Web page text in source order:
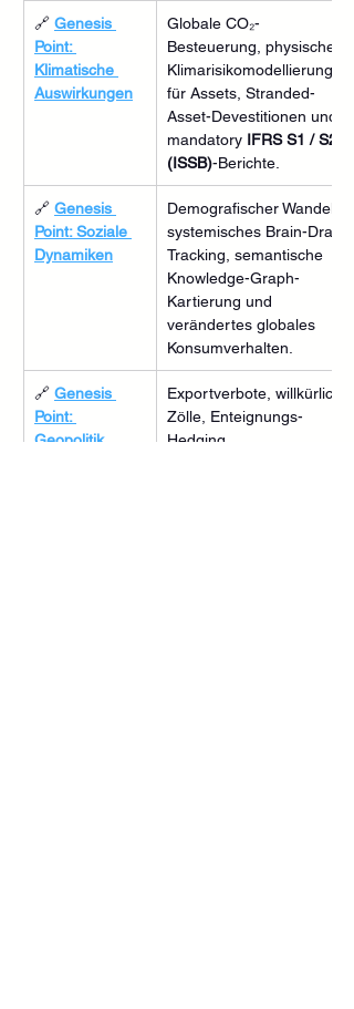
🔗 Genesis
Point:
Klimatische
Auswirkungen
Globale CO₂-
Besteuerung, physische
Klimarisikomodellierung
für Assets, Stranded-
Asset-Devestitionen und
mandatory IFRS S1 / S2
(ISSB)-Berichte.
🔗 Genesis
Point: Soziale
Dynamiken
Demografischer Wandel,
systemisches Brain-Drain-
Tracking, semantische
Knowledge-Graph-
Kartierung und
verändertes globales
Konsumverhalten.
🔗 Genesis
Point:
Geopolitik
Exportverbote, willkürliche
Zölle, Enteignungs-
Hedging,